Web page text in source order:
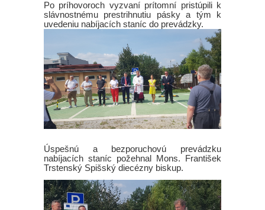
Po príhovoroch vyzvaní prítomní pristúpili k
slávnostnému prestrihnutiu pásky a tým k
uvedeniu nabíjacích staníc do prevádzky.
Úspešnú a bezporuchovú prevádzku
nabíjacích staníc požehnal Mons. František
Trstenský Spišský diecézny biskup.